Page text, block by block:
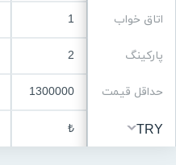
اتاق خواب
پارکینگ
حداقل قیمت
TRY
1
2
1300000
₺